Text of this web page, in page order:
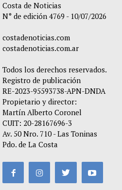
Costa de Noticias
N° de edición 4769 - 10/07/2026
costadenoticias.com
costadenoticias.com.ar
Todos los derechos reservados.
Registro de publicación
RE-2023-95593738-APN-DNDA
Propietario y director:
Martín Alberto Coronel
CUIT: 20-28167696-3
Av. 50 Nro. 710 - Las Toninas
Pdo. de La Costa